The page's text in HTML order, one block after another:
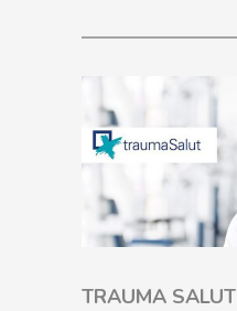
TRAUMA SALUT